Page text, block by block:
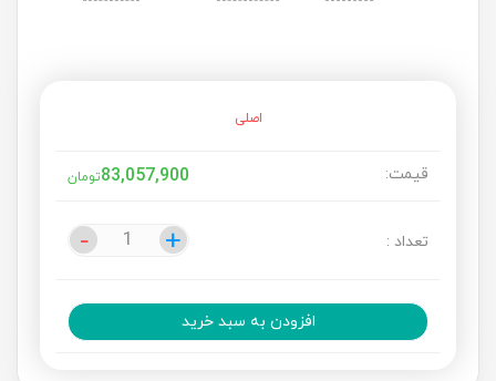
اصلی
قیمت: 83,057,900تومان
تعداد : +
- +
-
افزودن به سبد خرید